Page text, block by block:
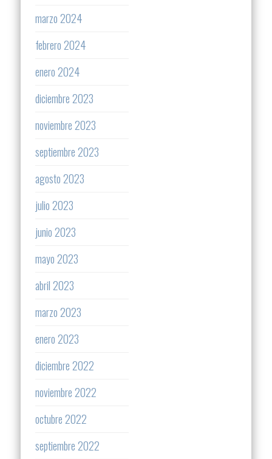
marzo 2024
febrero 2024
enero 2024
diciembre 2023
noviembre 2023
septiembre 2023
agosto 2023
julio 2023
junio 2023
mayo 2023
abril 2023
marzo 2023
enero 2023
diciembre 2022
noviembre 2022
octubre 2022
septiembre 2022